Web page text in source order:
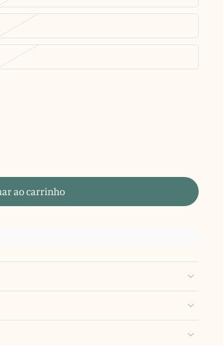
ao carrinho